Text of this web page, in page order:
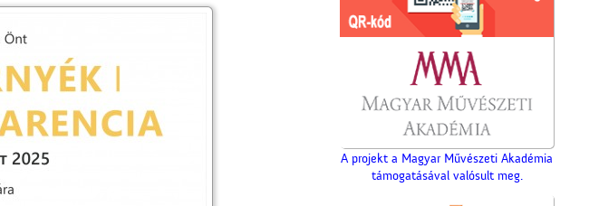
A projekt a Magyar Művészeti Akadémia
támogatásával valósult meg.